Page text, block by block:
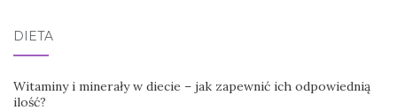
DIETA
Witaminy i minerały w diecie – jak zapewnić ich odpowiednią
ilość?